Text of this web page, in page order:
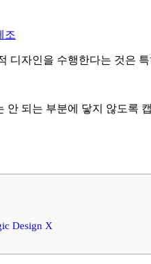
조
디자인을 수행한다는 것은
안 되는 부분에 닿지 않도록
Design X